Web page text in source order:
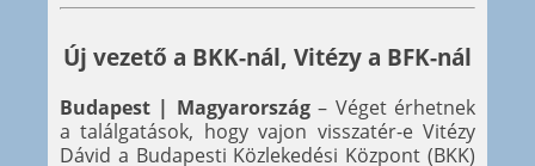
Új vezető a BKK-nál, Vitézy a BFK-nál
Budapest | Magyarország– Véget érhetnek
a találgatások, hogy vajon visszatér-e Vitézy
Dávid a Budapesti Közlekedési Központ (BKK)